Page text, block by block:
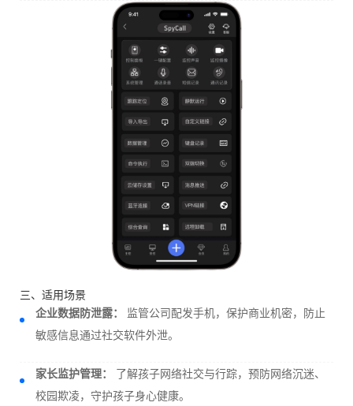
三、适用场景
企业数据防泄露：
监管公司配发手机，保护商业机密，防止
敏感信息通过社交软件外泄。
家长监护管理：
了解孩子网络社交与行踪，预防网络沉迷、
校园欺凌，守护孩子身心健康。